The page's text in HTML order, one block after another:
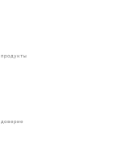
продукты
доверие